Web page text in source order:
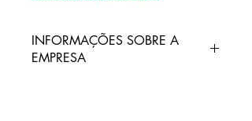
INFORMAÇÕES SOBRE A
EMPRESA